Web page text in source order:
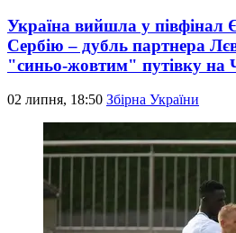
Україна вийшла у півфінал
Сербію – дубль партнера
"синьо-жовтим" путівку на
02 липня, 18:50 Збірна України